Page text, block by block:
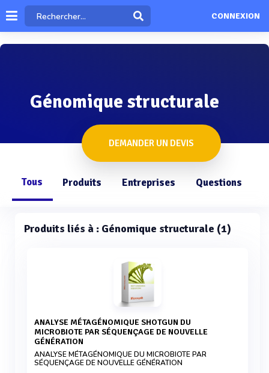
CONNEXION
Génomique structurale
DEMANDER UN DEVIS
Tous Produits Entreprises Questions
Produits liés à : Génomique structurale (1)
ANALYSE MÉTAGÉNOMIQUE SHOTGUN DU
MICROBIOTE PAR SÉQUENÇAGE DE NOUVELLE
GÉNÉRATION
ANALYSE MÉTAGÉNOMIQUE DU MICROBIOTE PAR
SÉQUENÇAGE DE NOUVELLE GÉNÉRATION